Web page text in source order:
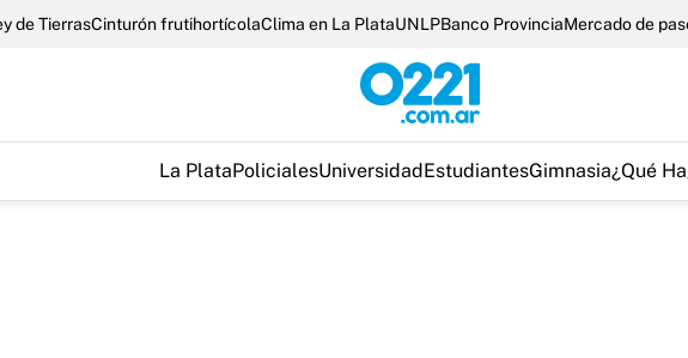
de TierrasCinturón frutihortícolaClima en La PlataUNLPBanco ProvinciaMercado de
La PlataPolicialesUniversidadEstudiantesGimnasia¿Qué